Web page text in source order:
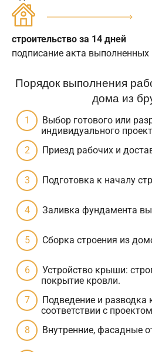
строительство за 14 дней
подписание акта выполненных
Порядок выполнения
дома из
Выбор готового или
индивидуального
Приезд рабочих и
Подготовка к началу
Заливка фундамента
Сборка строения из
Устройство крыши:
покрытие кровли.
Подведение и
соответствии с
Внутренние, фасадные